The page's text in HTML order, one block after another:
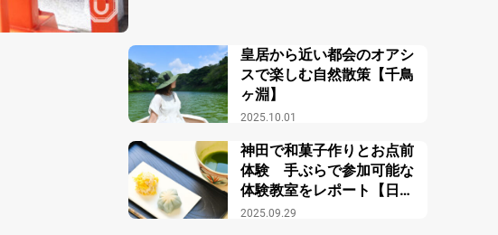
2025.10.01
皇居から近い都会のオアシ
スで楽しむ自然散策【千鳥
ヶ淵】
2025.09.29
神田で和菓子作りとお点前
体験 手ぶらで参加可能な
体験教室をレポート【日本
文化体験 庵an東京】